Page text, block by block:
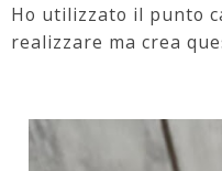
Ho utilizzato il punto
realizzare ma crea